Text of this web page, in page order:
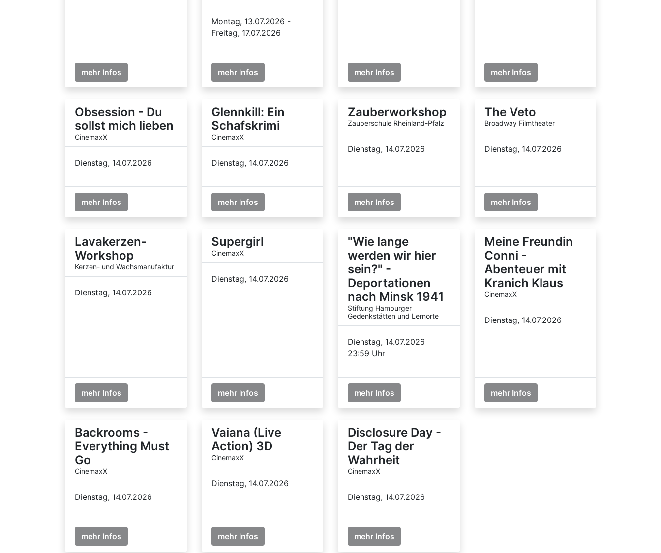
mehr Infos
Montag, 13.07.2026 -
Freitag, 17.07.2026
mehr Infos mehr Infos mehr Infos
Obsession - Du
sollst mich lieben
CinemaxX
Dienstag, 14.07.2026
mehr Infos
Glennkill: Ein
Schafskrimi
CinemaxX
Dienstag, 14.07.2026
mehr Infos
Zauberworkshop
Zauberschule Rheinland-Pfalz
Dienstag, 14.07.2026
mehr Infos
The Veto
Broadway Filmtheater
Dienstag, 14.07.2026
mehr Infos
Lavakerzen-
Workshop
Kerzen- und Wachsmanufaktur
Dienstag, 14.07.2026
mehr Infos
Supergirl
CinemaxX
Dienstag, 14.07.2026
mehr Infos
"Wie lange
werden wir hier
sein?" -
Deportationen
nach Minsk 1941
Stiftung Hamburger
Gedenkstätten und Lernorte
Dienstag, 14.07.2026
23:59 Uhr
mehr Infos
Meine Freundin
Conni -
Abenteuer mit
Kranich Klaus
CinemaxX
Dienstag, 14.07.2026
mehr Infos
Backrooms -
Everything Must
Go
CinemaxX
Dienstag, 14.07.2026
mehr Infos
Vaiana (Live
Action) 3D
CinemaxX
Dienstag, 14.07.2026
mehr Infos
Disclosure Day -
Der Tag der
Wahrheit
CinemaxX
Dienstag, 14.07.2026
mehr Infos